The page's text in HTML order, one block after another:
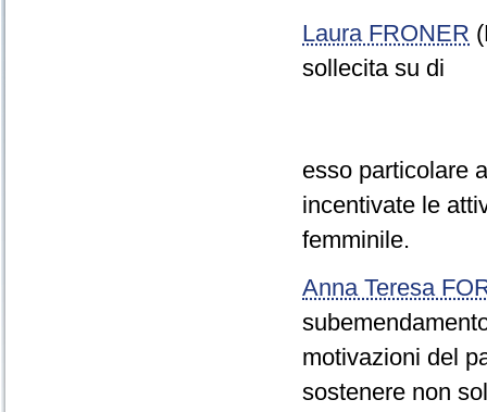
Laura FRONER
sollecita su di
esso particolare
incentivate le
femminile.
Anna Teresa
motivazioni del
sostenere non